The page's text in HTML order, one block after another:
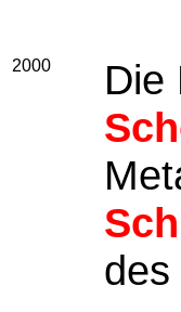
2000 Die